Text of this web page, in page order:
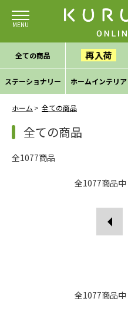
全ての商品 再入荷
ステーショナリー ホームインテリア
ホーム 全ての商品
全ての商品
全1077商品
全1077商品中
全1077商品中